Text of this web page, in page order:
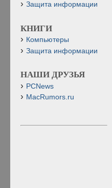
Защита информации
КНИГИ
Компьютеры
Защита информации
НАШИ ДРУЗЬЯ
PCNews
MacRumors.ru